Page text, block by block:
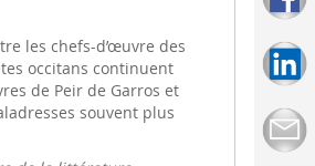
les chefs-d’œuvre des
occitans continuent
de Peir de Garros et
souvent plus